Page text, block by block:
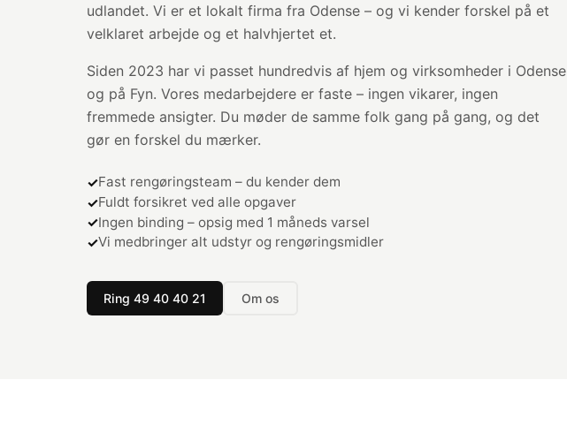
udlandet. Vi er et lokalt firma fra Odense – og vi kender forskel på et
velklaret arbejde og et halvhjertet et.
Siden 2023 har vi passet hundredvis af hjem og virksomheder i Odense
og på Fyn. Vores medarbejdere er faste – ingen vikarer, ingen
fremmede ansigter. Du møder de samme folk gang på gang, og det
gør en forskel du mærker.
Fast rengøringsteam – du kender dem
Fuldt forsikret ved alle opgaver
Ingen binding – opsig med 1 måneds varsel
Vi medbringer alt udstyr og rengøringsmidler
Ring 49 40 40 21 Om os